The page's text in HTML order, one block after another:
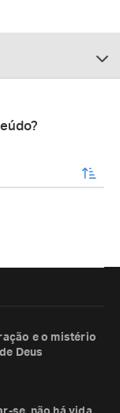
enviar
e o mistério
Deus